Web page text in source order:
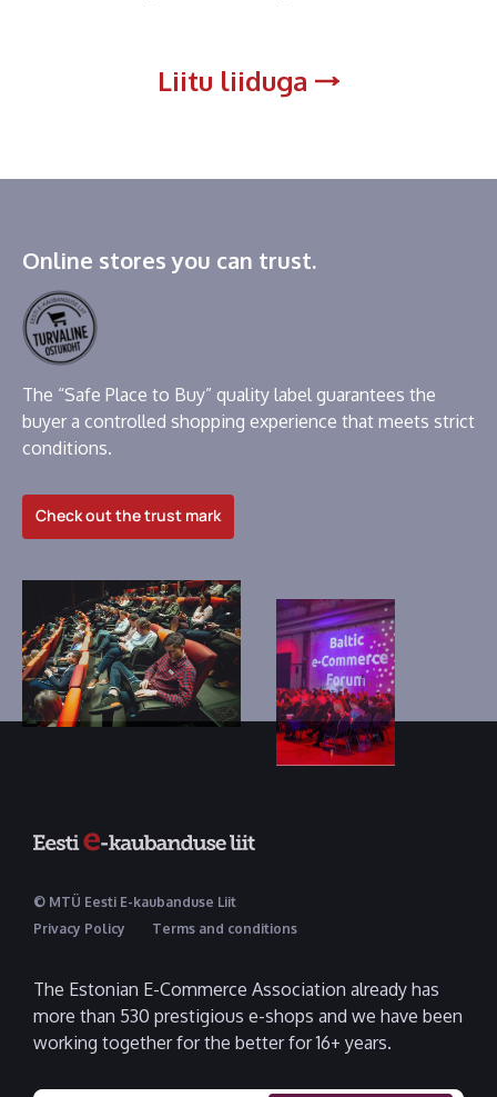
Liitu liiduga
Online stores you can trust.
The “Safe Place to Buy” quality label guarantees the
buyer a controlled shopping experience that meets strict
conditions.
Check out the trust mark
© MTÜ Eesti E-kaubanduse Liit
Privacy Policy
Terms and conditions
The Estonian E-Commerce Association already has
more than 530 prestigious e-shops and we have been
working together for the better for 16+ years.